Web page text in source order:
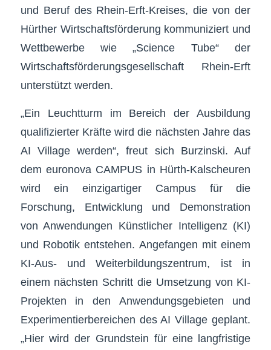
und Beruf des Rhein-Erft-Kreises, die von der
Hürther Wirtschaftsförderung kommuniziert und
Wettbewerbe wie „Science Tube“ der
Wirtschaftsförderungsgesellschaft Rhein-Erft
unterstützt werden.
„Ein Leuchtturm im Bereich der Ausbildung
qualifizierter Kräfte wird die nächsten Jahre das
AI Village werden“, freut sich Burzinski. Auf
dem euronova CAMPUS in Hürth-Kalscheuren
wird ein einzigartiger Campus für die
Forschung, Entwicklung und Demonstration
von Anwendungen Künstlicher Intelligenz (KI)
und Robotik entstehen. Angefangen mit einem
KI-Aus- und Weiterbildungszentrum, ist in
einem nächsten Schritt die Umsetzung von KI-
Projekten in den Anwendungsgebieten und
Experimentierbereichen des AI Village geplant.
„Hier wird der Grundstein für eine langfristige